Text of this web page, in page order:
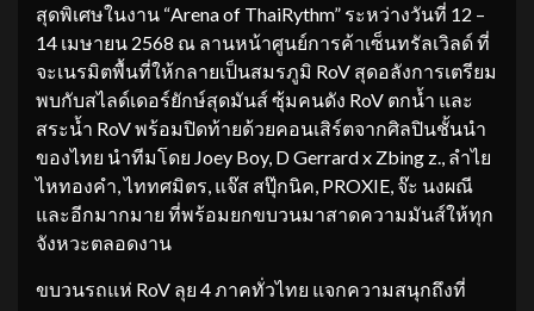
สุดพิเศษในงาน “Arena of ThaiRythm” ระหว่างวันที่ 12 –
14 เมษายน 2568 ณ ลานหน้าศูนย์การค้าเซ็นทรัลเวิลด์ ที่
จะเนรมิตพื้นที่ให้กลายเป็นสมรภูมิ RoV สุดอลังการเตรียม
พบกับสไลด์เดอร์ยักษ์สุดมันส์ ซุ้มคนดัง RoV ตกน้ำ และ
สระน้ำ RoV พร้อมปิดท้ายด้วยคอนเสิร์ตจากศิลปินชั้นนำ
ของไทย นำทีมโดย Joey Boy, D Gerrard x Zbing z., ลำไย
ไหทองคำ, ไททศมิตร, แจ๊ส สปุ๊กนิค, PROXIE, จ๊ะ นงผณี
และอีกมากมาย ที่พร้อมยกขบวนมาสาดความมันส์ให้ทุก
จังหวะตลอดงาน
ขบวนรถแห่ RoV ลุย 4 ภาคทั่วไทย แจกความสนุกถึงที่